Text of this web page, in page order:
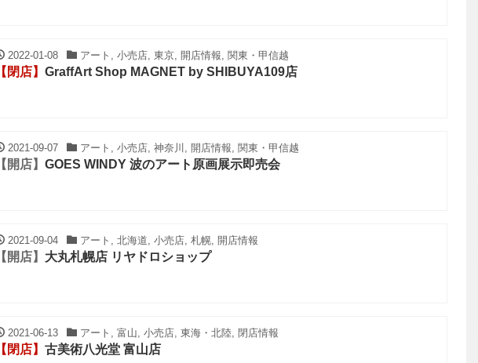
2022-01-08 アート, 小売店, 東京, 開店情報, 関東・甲信越
【閉店】 GraffArt Shop MAGNET by SHIBUYA109店
2021-09-07 アート, 小売店, 神奈川, 開店情報, 関東・甲信越
【開店】 GOES WINDY 波のアート原画展示即売会
2021-09-04 アート, 北海道, 小売店, 札幌, 開店情報
【開店】 大丸札幌店 リヤドロショップ
2021-06-13 アート, 富山, 小売店, 東海・北陸, 閉店情報
【閉店】 古美術八光堂 富山店